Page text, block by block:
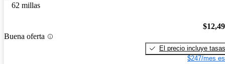
62 millas
Buena oferta
El precio incluye tasas
$247/mes